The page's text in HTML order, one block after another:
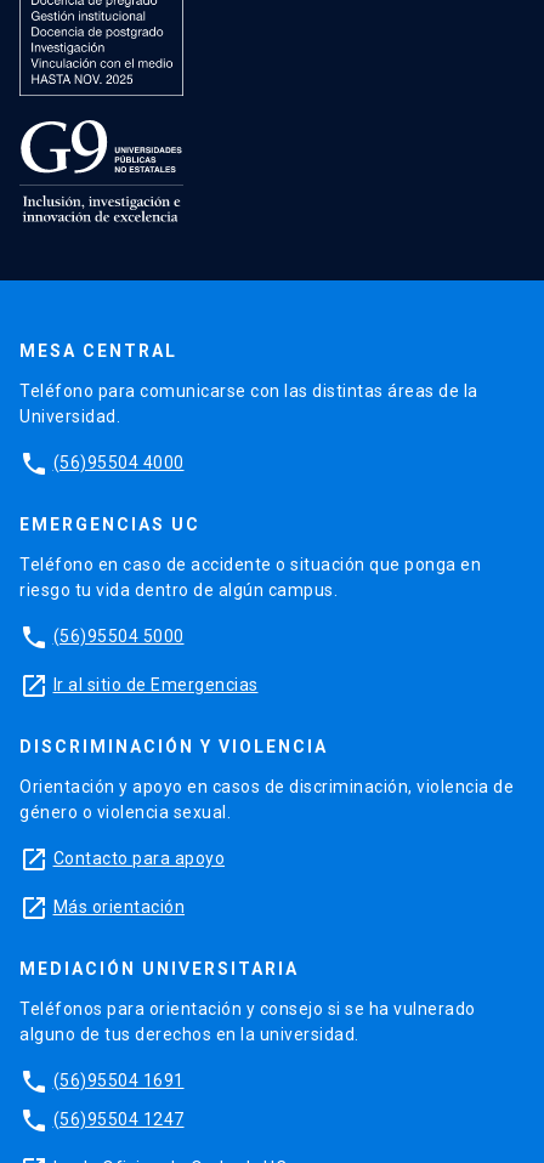
MESA CENTRAL
Teléfono para comunicarse con las distintas áreas de la
Universidad.
phone (56)95504 4000
EMERGENCIAS UC
Teléfono en caso de accidente o situación que ponga en
riesgo tu vida dentro de algún campus.
phone (56)95504 5000
launch Ir al sitio de Emergencias
DISCRIMINACIÓN Y VIOLENCIA
Orientación y apoyo en casos de discriminación, violencia de
género o violencia sexual.
launch Contacto para apoyo
launch Más orientación
MEDIACIÓN UNIVERSITARIA
Teléfonos para orientación y consejo si se ha vulnerado
alguno de tus derechos en la universidad.
phone (56)95504 1691
phone (56)95504 1247